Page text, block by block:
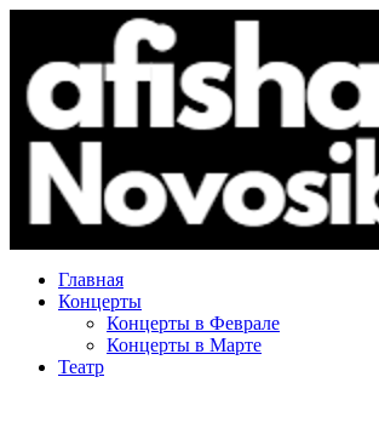
Главная
Концерты
Концерты в Феврале
Концерты в Марте
Театр